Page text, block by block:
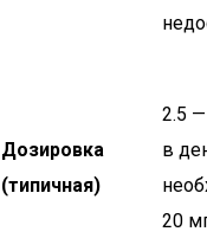
Дозировка
(типичная)
2.5
в
20